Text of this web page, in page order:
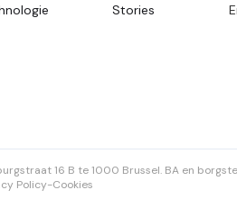
Stories
16 B te 1000 Brussel. BA en
Policy-Cookies